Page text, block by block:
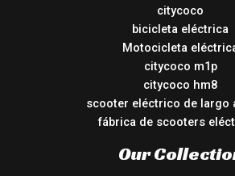
citycoco
bicicleta eléctrica
Motocicleta
citycoco m1p
citycoco hm8
scooter eléctrico de largo
fábrica de scooters
Our